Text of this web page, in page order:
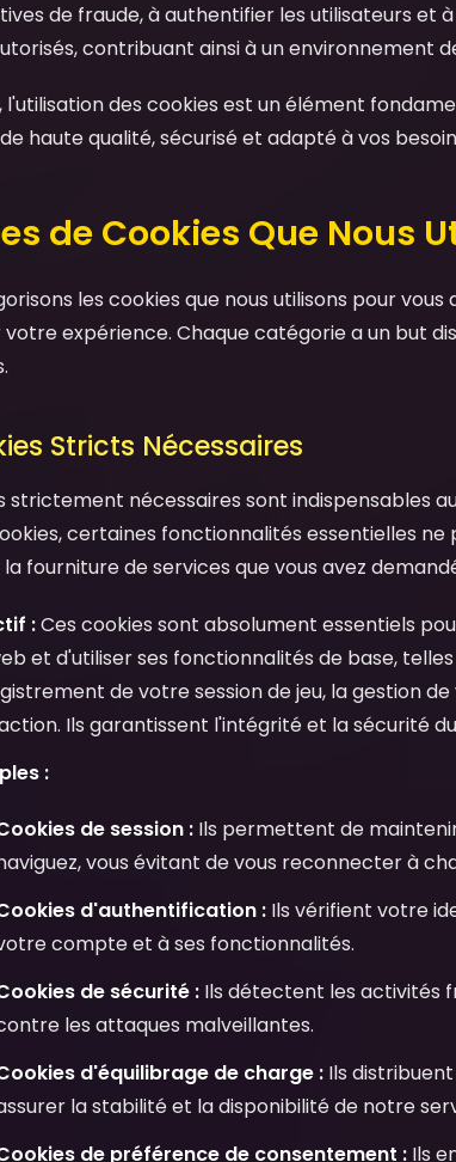
de fraude, à authentifier les utilisateurs
contribuant ainsi à un environnement
l'utilisation des cookies est un élément
haute qualité, sécurisé et adapté à vos
de Cookies Que Nous
les cookies que nous utilisons pour
expérience. Chaque catégorie a un but
Stricts Nécessaires
strictement nécessaires sont indispensables
certaines fonctionnalités essentielles
fourniture de services que vous avez
:Ces cookies sont absolument essentiels
et d'utiliser ses fonctionnalités de base,
de votre session de jeu, la gestion
Ils garantissent l'intégrité et la sécurité
:
de session : Ils permettent de
vous évitant de vous reconnecter à
d'authentification : Ils vérifient votre
compte et à ses fonctionnalités.
de sécurité : Ils détectent les activités
les attaques malveillantes.
d'équilibrage de charge : Ils
la stabilité et la disponibilité de notre
de préférence de consentement : Ils